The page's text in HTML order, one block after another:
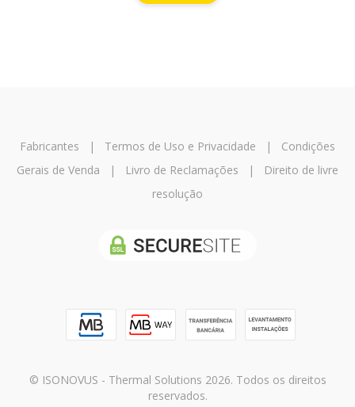
Fabricantes | Termos de Uso e Privacidade | Condições
Gerais de Venda | Livro de Reclamações |
Direito de livre
resolução
© ISONOVUS - Thermal Solutions 2026. Todos os direitos
reservados.